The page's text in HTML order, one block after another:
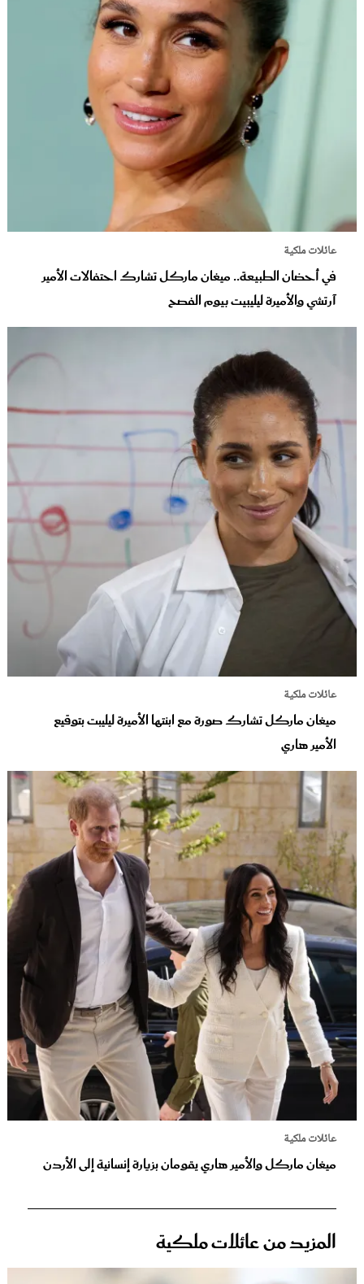
عائلات ملكية
في أحضان الطبيعة.. ميغان ماركل تشارك احتفالات الأمير
آرتشي والأميرة ليليبيت بيوم الفصح
عائلات ملكية
ميغان ماركل تشارك صورة مع ابنتها الأميرة ليليبت بتوقيع
الأمير هاري
عائلات ملكية
ميغان ماركل والأمير هاري يقومان بزيارة إنسانية إلى الأردن
المزيد من عائلات ملكية